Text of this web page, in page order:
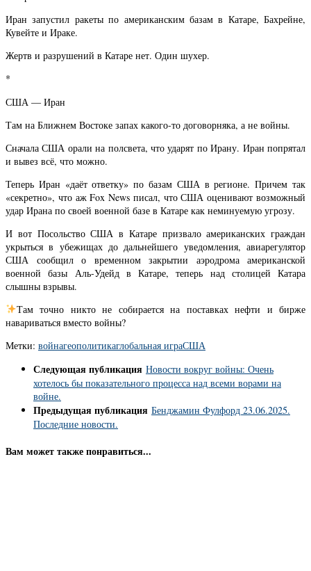
Иран запустил ракеты по американским базам в Катаре, Бахрейне,
Кувейте и Ираке.
Жертв и разрушений в Катаре нет. Один шухер.
*
США — Иран
Там на Ближнем Востоке запах какого-то договорняка, а не войны.
Сначала США орали на полсвета, что ударят по Ирану. Иран попрятал
и вывез всё, что можно.
Теперь Иран «даёт ответку» по базам США в регионе. Причем так
«секретно», что аж Fox News писал, что США оценивают возможный
удар Ирана по своей военной базе в Катаре как неминуемую угрозу.
И вот Посольство США в Катаре призвало американских граждан
укрыться в убежищах до дальнейшего уведомления, авиарегулятор
США сообщил о временном закрытии аэродрома американской
военной базы Аль-Удейд в Катаре, теперь над столицей Катара
слышны взрывы.
Там точно никто не собирается на поставках нефти и бирже
навариваться вместо войны?
Метки: войнагеополитикаглобальная играСША
Следующая публикация Новости вокруг войны: Очень
хотелось бы показательного процесса над всеми ворами на
войне.
Предыдущая публикация Бенджамин Фулфорд 23.06.2025.
Последние новости.
Вам может также понравиться...